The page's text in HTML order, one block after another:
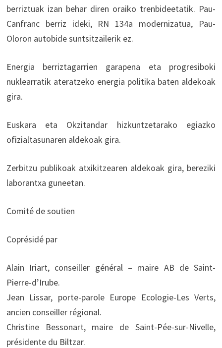
berriztuak izan behar diren oraiko trenbideetatik. Pau-
Canfranc berriz ideki, RN 134a modernizatua, Pau-
Oloron autobide suntsitzailerik ez.
Energia berriztagarrien garapena eta progresiboki
nuklearratik ateratzeko energia politika baten aldekoak
gira.
Euskara eta Okzitandar hizkuntzetarako egiazko
ofizialtasunaren aldekoak gira.
Zerbitzu publikoak atxikitzearen aldekoak gira, bereziki
laborantxa guneetan.
Comité de soutien
Coprésidé par
Alain Iriart, conseiller général – maire AB de Saint-
Pierre-d’Irube.
Jean Lissar, porte-parole Europe Ecologie-Les Verts,
ancien conseiller régional.
Christine Bessonart, maire de Saint-Pée-sur-Nivelle,
présidente du Biltzar.